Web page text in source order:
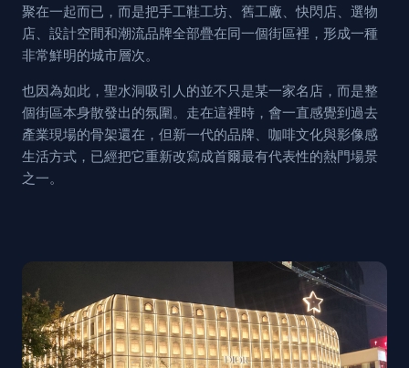
聚在一起而已，而是把手工鞋工坊、舊工廠、快閃店、選物
店、設計空間和潮流品牌全部疊在同一個街區裡，形成一種
非常鮮明的城市層次。
也因為如此，聖水洞吸引人的並不只是某一家名店，而是整
個街區本身散發出的氛圍。走在這裡時，會一直感覺到過去
產業現場的骨架還在，但新一代的品牌、咖啡文化與影像感
生活方式，已經把它重新改寫成首爾最有代表性的熱門場景
之一。